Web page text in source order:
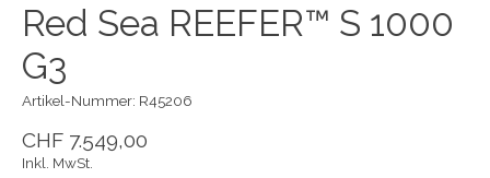
Red Sea REEFER™ S 1000
G3
Artikel-Nummer: R45206
CHF 7.549,00
Inkl. MwSt.